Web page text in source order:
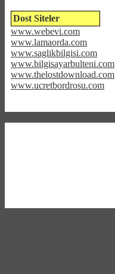
Dost Siteler
www.webevi.com
www.lamaorda.com
www.saglikbilgisi.com
www.bilgisayarbulteni.com
www.thelostdownload.com
www.ucretbordrosu.com